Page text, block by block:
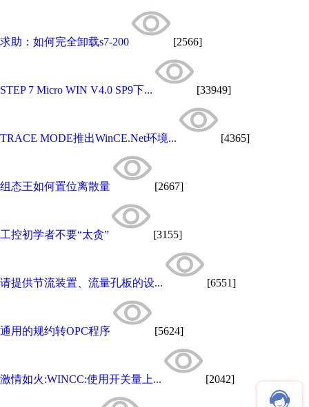
求助：如何完全卸载s7-200 [2566]
STEP 7 Micro WIN V4.0 SP9下... [33949]
TRACE MODE推出WinCE.Net环境... [4365]
组态王如何置位离散量 [2667]
工控初学者不要“太贪” [3155]
请提供节流装置、流量孔板的设... [6551]
通用的规约转OPC程序 [5624]
激情如火:WINCC:使用开关量上... [2042]